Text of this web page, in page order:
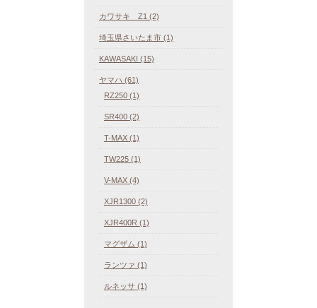
カワサキ Z1 (2)
埼玉県さいたま市 (1)
KAWASAKI (15)
ヤマハ (61)
RZ250 (1)
SR400 (2)
T-MAX (1)
TW225 (1)
V-MAX (4)
XJR1300 (2)
XJR400R (1)
マグザム (1)
ランツァ (1)
ルネッサ (1)